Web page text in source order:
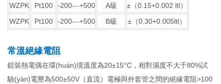
WZPK
Pt100 -200---+500 A級
±（0.15+0.002 ltl）
WZPK
Pt100 -200---+500 B級 ±（0.30+0.005ltl）
常溫絕緣電阻
鎧裝熱電偶在環(huán)境溫度為20±15°C，相對濕度不大于80%試
驗(yàn)電壓為500±50V（直流）電極與外套管之間的絕緣電阻>100